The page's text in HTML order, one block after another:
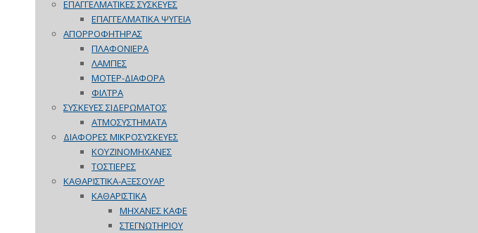
ΕΠΑΓΓΕΛΜΑΤΙΚΕΣ ΣΥΣΚΕΥΕΣ
ΕΠΑΓΓΕΛΜΑΤΙΚΑ ΨΥΓΕΙΑ
ΑΠΟΡΡΟΦΗΤΗΡΑΣ
ΠΛΑΦΟΝΙΕΡΑ
ΛΑΜΠΕΣ
ΜΟΤΕΡ-ΔΙΑΦΟΡΑ
ΦΙΛΤΡΑ
ΣΥΣΚΕΥΕΣ ΣΙΔΕΡΩΜΑΤΟΣ
ΑΤΜΟΣΥΣΤΗΜΑΤΑ
ΔΙΑΦΟΡΕΣ ΜΙΚΡΟΣΥΣΚΕΥΕΣ
ΚΟΥΖΙΝΟΜΗΧΑΝΕΣ
ΤΟΣΤΙΕΡΕΣ
ΚΑΘΑΡΙΣΤΙΚΑ-ΑΞΕΣΟΥΑΡ
ΚΑΘΑΡΙΣΤΙΚΑ
ΜΗΧΑΝΕΣ ΚΑΦΕ
ΣΤΕΓΝΩΤΗΡΙΟΥ